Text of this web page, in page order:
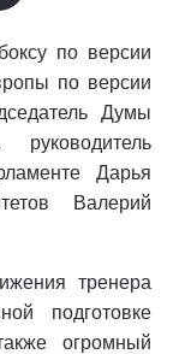
по версии
по версии
Думы
Дарья
Валерий
тренера
подготовке
огромный